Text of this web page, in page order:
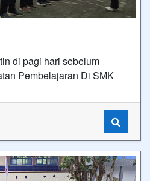
di pagi hari sebelum
Pembelajaran Di SMK